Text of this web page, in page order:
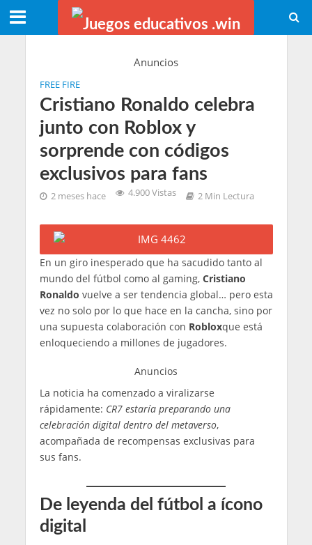
Anuncios
FREE FIRE
Cristiano Ronaldo celebra
junto con Roblox y
sorprende con códigos
exclusivos para fans
2 meses hace 4.900 Vistas 2 Min Lectura
En un giro inesperado que ha sacudido tanto al
mundo del fútbol como al gaming, Cristiano
Ronaldo vuelve a ser tendencia global… pero esta
vez no solo por lo que hace en la cancha, sino por
una supuesta colaboración con Robloxque está
enloqueciendo a millones de jugadores.
Anuncios
La noticia ha comenzado a viralizarse
rápidamente: CR7 estaría preparando una
celebración digital dentro del metaverso,
acompañada de recompensas exclusivas para
sus fans.
De leyenda del fútbol a ícono
digital